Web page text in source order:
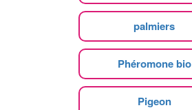
palmiers
Phéromone bio
Pigeon